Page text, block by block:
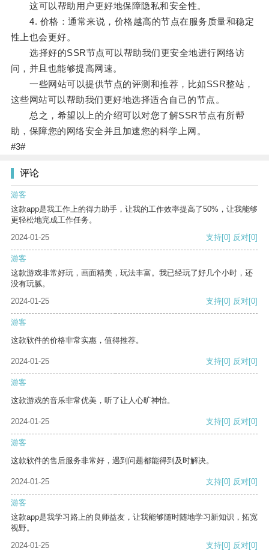
这可以帮助用户更好地保障隐私和安全性。
4. 价格：通常来说，价格越高的节点在服务质量和稳定
性上也会更好。
选择好的SSR节点可以帮助我们更安全地进行网络访
问，并且也能够提高网速。
一些网站可以提供节点的评测和推荐，比如SSR整站，
这些网站可以帮助我们更好地选择适合自己的节点。
总之，希望以上的介绍可以对您了解SSR节点有所帮
助，保障您的网络安全并且加速您的科学上网。
#3#
评论
游客
这款app是我工作上的得力助手，让我的工作效率提高了50%，让我能够
更轻松地完成工作任务。
2024-01-25
支持[0] 反对[0]
游客
这款游戏非常好玩，画面精美，玩法丰富。我已经玩了好几个小时，还
没有玩腻。
2024-01-25
支持[0] 反对[0]
游客
这款软件的价格非常实惠，值得推荐。
2024-01-25 支持[0] 反对[0]
游客
这款游戏的音乐非常优美，听了让人心旷神怡。
2024-01-25 支持[0] 反对[0]
游客
这款软件的售后服务非常好，遇到问题都能得到及时解决。
2024-01-25 支持[0] 反对[0]
游客
这款app是我学习路上的良师益友，让我能够随时随地学习新知识，拓宽
视野。
2024-01-25
支持[0] 反对[0]